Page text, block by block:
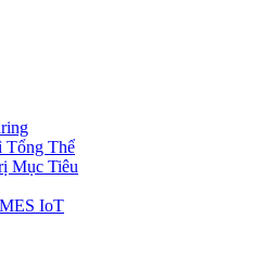
Thể
Mục Tiêu
IoT